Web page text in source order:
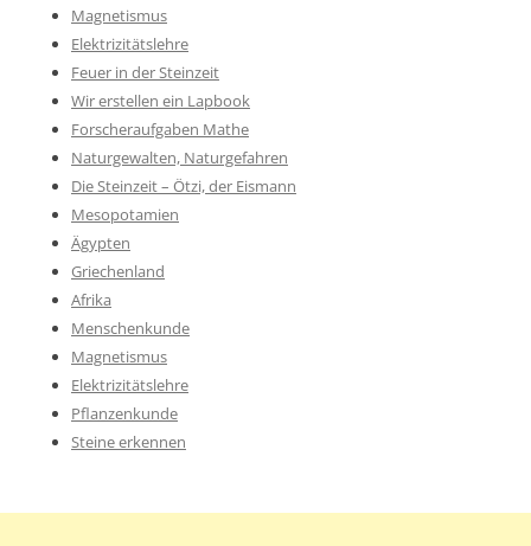
Magnetismus
Elektrizitätslehre
Feuer in der Steinzeit
Wir erstellen ein Lapbook
Forscheraufgaben Mathe
Naturgewalten, Naturgefahren
Die Steinzeit – Ötzi, der Eismann
Mesopotamien
Ägypten
Griechenland
Afrika
Menschenkunde
Magnetismus
Elektrizitätslehre
Pflanzenkunde
Steine erkennen